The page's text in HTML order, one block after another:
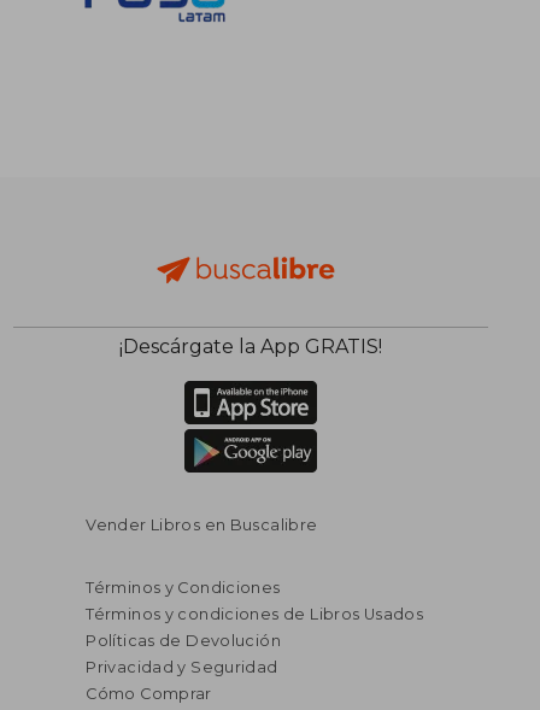
¡Descárgate la App GRATIS!
Vender Libros en Buscalibre
Términos y Condiciones
Términos y condiciones de Libros Usados
Políticas de Devolución
Privacidad y Seguridad
Cómo Comprar